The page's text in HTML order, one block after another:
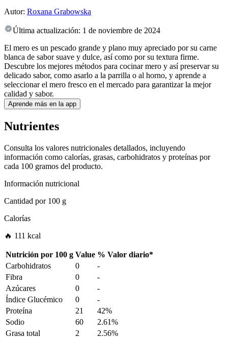
Autor: Roxana Grabowska
Última actualización: 1 de noviembre de 2024
El mero es un pescado grande y plano muy apreciado por su carne
blanca de sabor suave y dulce, así como por su textura firme.
Descubre los mejores métodos para cocinar mero y así preservar su
delicado sabor, como asarlo a la parrilla o al horno, y aprende a
seleccionar el mero fresco en el mercado para garantizar la mejor
calidad y sabor.
Aprende más en la app
Nutrientes
Consulta los valores nutricionales detallados, incluyendo
información como calorías, grasas, carbohidratos y proteínas por
cada 100 gramos del producto.
Información nutricional
Cantidad por100 g
Calorías
🔥 111 kcal
Nutrición por 100 g Value % Valor diario*
Carbohidratos
0
-
Fibra
0
-
Azúcares
0
-
Índice Glucémico
0
-
Proteína
21
42%
Sodio
60
2.61%
Grasa total
2 2.56%